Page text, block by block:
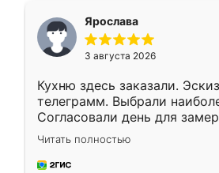
Ярослава
3 августа 2026
Кухню здесь заказали.
телеграмм. Выбрали
Согласовали день для
недели кухня была уже
довольны работой. Спасибо
мебель за качественную
Читать полностью